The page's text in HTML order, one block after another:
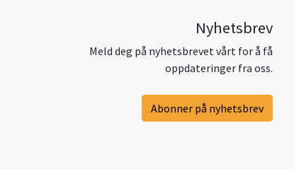
Nyhetsbrev
Meld deg på nyhetsbrevet vårt for å få
oppdateringer fra oss.
Abonner på nyhetsbrev